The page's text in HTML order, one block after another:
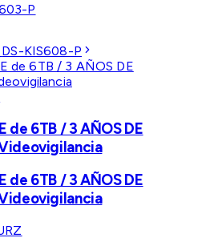
P
DS-KIS608-P
de 6TB / 3 AÑOS DE
de 6TB / 3 AÑOS DE